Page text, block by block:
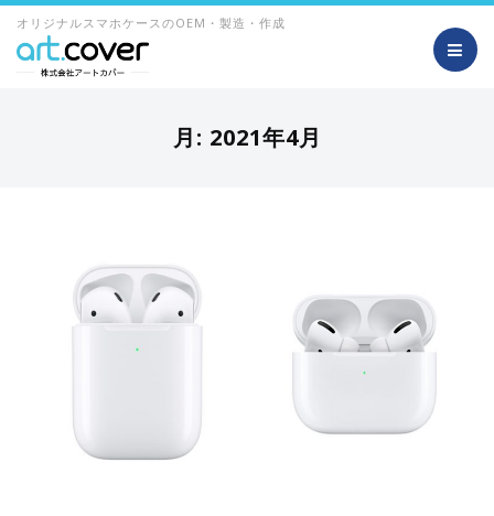
オリジナルスマホケースのOEM・製造・作成
月: 2021年4月